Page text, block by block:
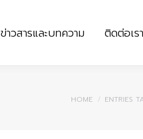
ข่าวสารและบทความ ติดต่อเรา
You are here:
HOME ENTRIES